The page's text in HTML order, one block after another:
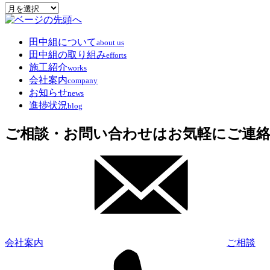
archive
田中組についてabout us
田中組の取り組みefforts
施工紹介works
会社案内company
お知らせnews
進捗状況blog
ご相談・お問い合わせはお気軽にご連
会社案内 ご相談